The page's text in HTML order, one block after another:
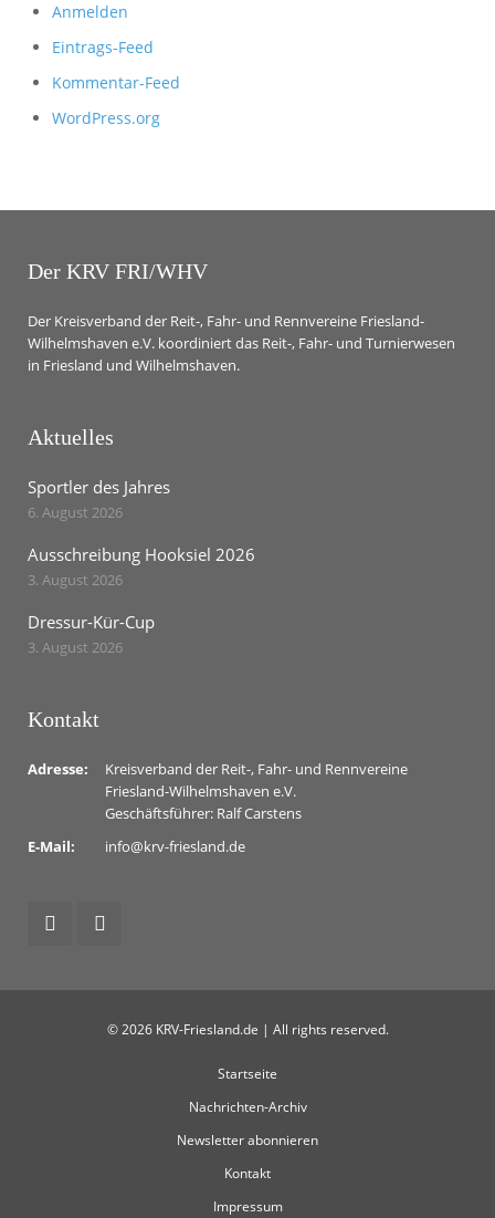
Anmelden
Eintrags-Feed
Kommentar-Feed
WordPress.org
Der KRV FRI/WHV
Der Kreisverband der Reit-, Fahr- und Rennvereine Friesland-
Wilhelmshaven e.V. koordiniert das Reit-, Fahr- und Turnierwesen
in Friesland und Wilhelmshaven.
Aktuelles
Sportler des Jahres
6. August 2026
Ausschreibung Hooksiel 2026
3. August 2026
Dressur-Kür-Cup
3. August 2026
Kontakt
Adresse:
Kreisverband der Reit-, Fahr- und Rennvereine
Friesland-Wilhelmshaven e.V.
Geschäftsführer: Ralf Carstens
E-Mail:
info@krv-friesland.de
© 2026 KRV-Friesland.de | All rights reserved.
Startseite
Nachrichten-Archiv
Newsletter abonnieren
Kontakt
Impressum